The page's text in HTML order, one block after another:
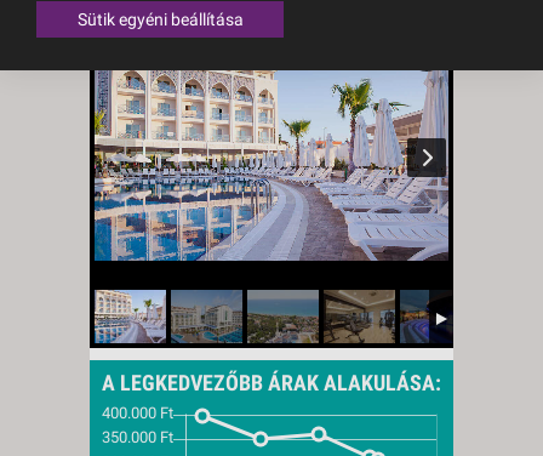
A LEGKEDVEZŐBB ÁRAK ALAKULÁSA:
Sütik egyéni beállítása